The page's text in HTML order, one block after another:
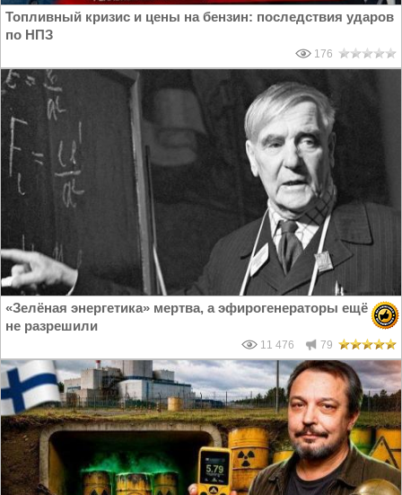
Топливный кризис и цены на бензин: последствия ударов
по НПЗ
176
«Зелёная энергетика» мертва, а эфирогенераторы ещё
не разрешили
11 476 79